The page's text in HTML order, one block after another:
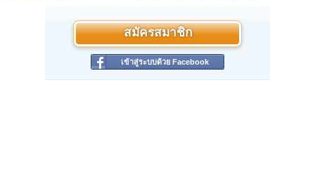
สมัครสมาชิก
เข้าสู่ระบบด้วย Facebook